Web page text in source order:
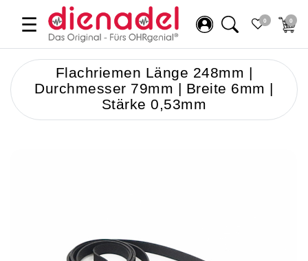
☰ 0 0
Flachriemen Länge 248mm |
Durchmesser 79mm | Breite 6mm |
Stärke 0,53mm